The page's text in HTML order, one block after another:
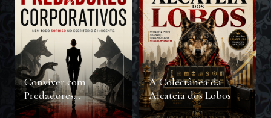
Conviver com
Predadores
Corporativos
A Colectânea da
Alcateia dos Lobos